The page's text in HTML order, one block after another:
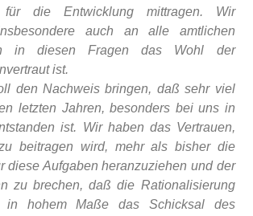
für die Entwicklung mittragen. Wir
auch an alle amtlichen
in diesen Fragen das Wohl der
ist.
den Nachweis bringen, daß sehr viel
letzten Jahren, besonders bei uns in
ist. Wir haben das Vertrauen,
beitragen wird, mehr als bisher die
diese Aufgaben heranzuziehen und der
zu brechen, daß die Rationalisierung
in hohem Maße das Schicksal des